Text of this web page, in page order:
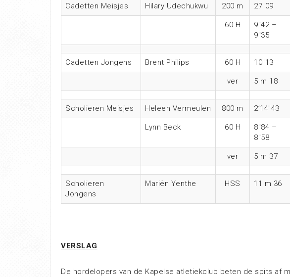
Cadetten Meisjes Hilary Udechukwu 200 m 27″09
60 H
9″42 –
9″35
Cadetten Jongens Brent Philips 60 H 10″13
ver 5 m 18
Scholieren Meisjes Heleen Vermeulen 800 m 2’14″43
Lynn Beck 60 H
8″84 –
8″58
ver 5 m 37
Scholieren
Jongens
Mariën Yenthe HSS 11 m 36
VERSLAG
De hordelopers van de Kapelse atletiekclub beten de spits af